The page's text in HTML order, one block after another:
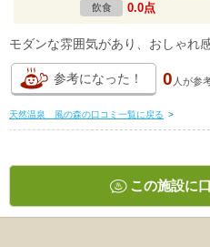
飲食 0.0点
モダンな雰囲気があり、おしゃれ
参考になった！ 0 人が参
天然温泉 風の森の口コミ一覧に戻る >
この施設に